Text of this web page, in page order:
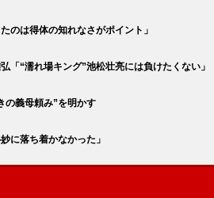
は得体の知れなさがポイント」
“濡れ場キング”池松壮亮には負けたくない」
義母頼み”を明かす
に落ち着かなかった」